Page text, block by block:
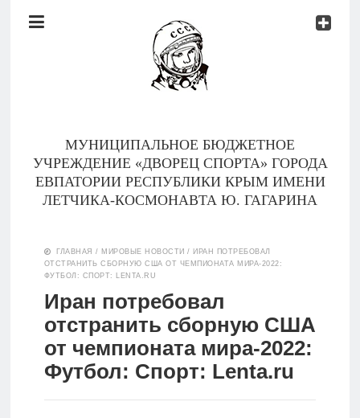
Документы
МУНИЦИПАЛЬНОЕ БЮДЖЕТНОЕ
УЧРЕЖДЕНИЕ «ДВОРЕЦ СПОРТА» ГОРОДА
ЕВПАТОРИИ РЕСПУБЛИКИ КРЫМ ИМЕНИ
ЛЕТЧИКА-КОСМОНАВТА Ю. ГАГАРИНА
Тренеры
Документы
Контакты
ГЛАВНАЯ / МИРОВЫЕ НОВОСТИ / ИРАН ПОТРЕБОВАЛ
ОТСТРАНИТЬ СБОРНУЮ США ОТ ЧЕМПИОНАТА МИРА-2022:
ФУТБОЛ: СПОРТ: LENTA.RU
Иран потребовал
отстранить сборную США
от чемпионата мира-2022:
Футбол: Спорт: Lenta.ru